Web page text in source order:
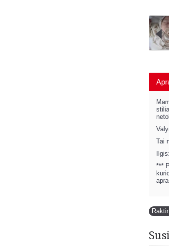
Tai
***